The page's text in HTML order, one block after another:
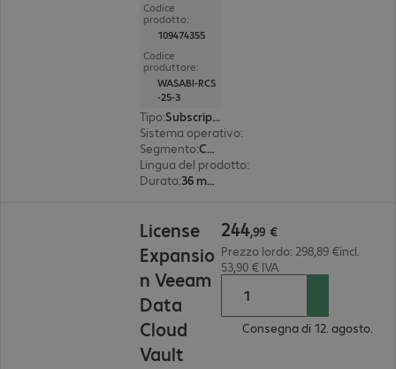
Codice
prodotto:
109474355
Codice
produttore:
WASABI-RCS
-25-3
Tipo:
Subscription
Sistema operativo:
Segmento:
Corporate
Lingua del prodotto:
Durata: 36 mesi
License
Expansio
n Veeam
Data
Cloud
Vault
244,99 €
Prezzo lordo: 298,89 €incl.
53,90 € IVA
Consegna di 12. agosto.